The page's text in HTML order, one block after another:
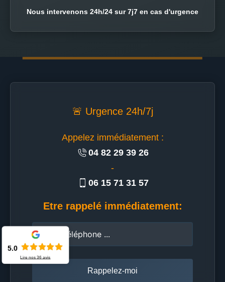
Nous intervenons 24h/24 sur 7j7 en cas d'urgence
🚨 Urgence 24h/7j
Appelez immédiatement :
04 82 29 39 26
-
06 15 71 31 57
Etre rappelé immédiatement:
5.0
Lire nos36 avis